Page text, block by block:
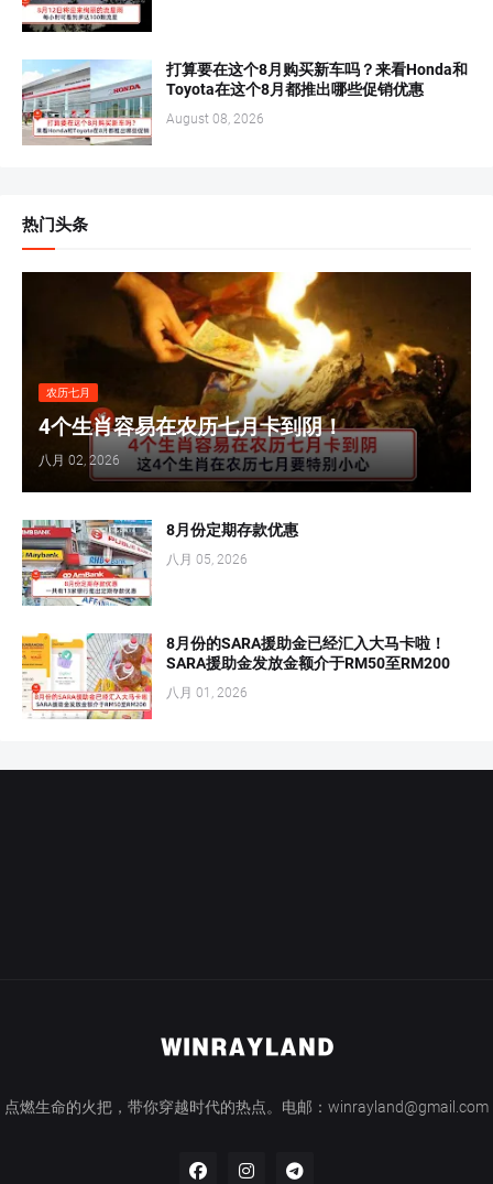
打算要在这个8月购买新车吗？来看Honda和
Toyota在这个8月都推出哪些促销优惠
August 08, 2026
热门头条
农历七月
4个生肖容易在农历七月卡到阴！
八月 02, 2026
8月份定期存款优惠
八月 05, 2026
8月份的SARA援助金已经汇入大马卡啦！
SARA援助金发放金额介于RM50至RM200
八月 01, 2026
点燃生命的火把，带你穿越时代的热点。电邮：winrayland@gmail.com